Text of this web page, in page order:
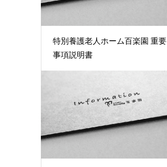
特別養護老人ホーム百楽園 重要
事項説明書